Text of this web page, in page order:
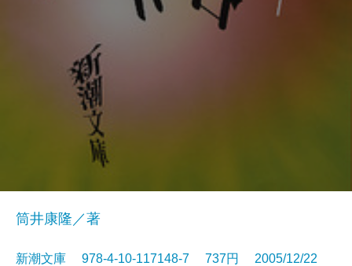
筒井康隆／著
新潮文庫 978-4-10-117148-7 737円 2005/12/22